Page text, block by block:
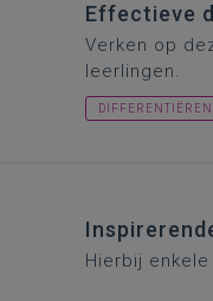
Effectieve
Verken op
leerlingen.
DIFFERENTIËREN
Hierbij